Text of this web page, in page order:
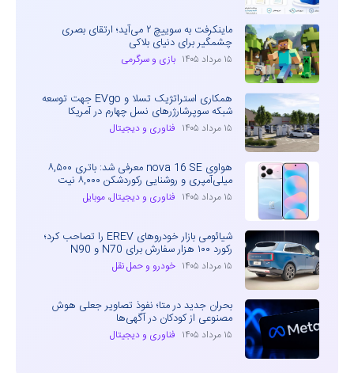
ماینکرفت به سوییچ ۲ می‌آید؛ ارتقای بصری
چشمگیر برای دنیای بلاکی
۱۵ مرداد ۱۴۰۵ بازی و سرگرمی
همکاری استراتژیک تسلا و EVgo جهت توسعه
شبکه سوپرشارژرهای نسل چهارم در آمریکا
۱۵ مرداد ۱۴۰۵ فناوری و دیجیتال
هواوی nova 16 SE معرفی شد: باتری ۸,۵۰۰
میلی‌آمپری و روشنایی رکوردشکن ۸,۰۰۰ نیت
۱۵ مرداد ۱۴۰۵ فناوری و دیجیتال، موبایل
شیائومی بازار خودروهای EREV را تصاحب کرد؛
رکورد ۱۰۰ هزار سفارش برای N70 و N90
۱۵ مرداد ۱۴۰۵ خودرو و حمل نقل
بحران جدید در متا؛ نفوذ تصاویر جعلی هوش
مصنوعی از کودکان در آگهی‌ها
۱۵ مرداد ۱۴۰۵ فناوری و دیجیتال